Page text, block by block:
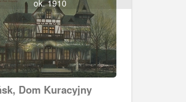
ok. 1910
Dom Kuracyjny